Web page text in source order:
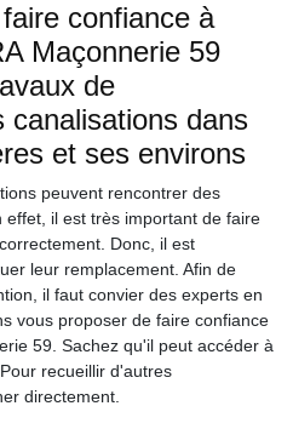
confiance à
Maçonnerie 59
de
canalisations dans
et ses environs
peuvent rencontrer des
il est très important de faire
Donc, il est
leur remplacement. Afin de
il faut convier des experts en
vous proposer de faire confiance
59. Sachez qu'il peut accéder à
recueillir d'autres
directement.